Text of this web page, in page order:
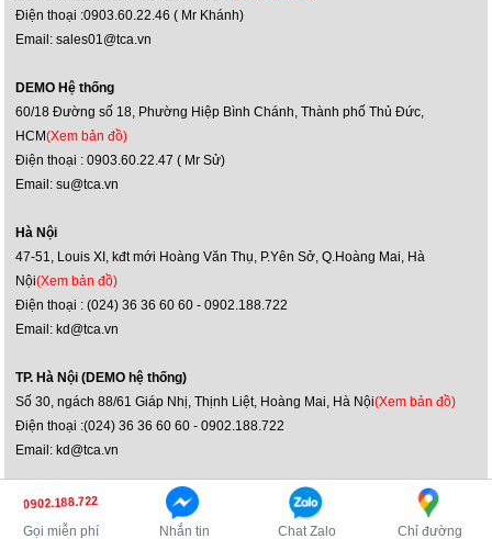
Điện thoại :0903.60.22.46 ( Mr Khánh)
Email: sales01@tca.vn
DEMO Hệ thống
60/18 Đường số 18, Phường Hiệp Bình Chánh, Thành phố Thủ Đức,
HCM(Xem bản đồ)
Điện thoại : 0903.60.22.47 ( Mr Sử)
Email: su@tca.vn
Hà Nội
47-51, Louis XI, kđt mới Hoàng Văn Thụ, P.Yên Sở, Q.Hoàng Mai, Hà
Nội(Xem bản đồ)
Điện thoại : (024) 36 36 60 60 - 0902.188.722
Email: kd@tca.vn
TP. Hà Nội (DEMO hệ thống)
Số 30, ngách 88/61 Giáp Nhị, Thịnh Liệt, Hoàng Mai, Hà Nội(Xem bản đồ)
Điện thoại :(024) 36 36 60 60 - 0902.188.722
Email: kd@tca.vn
Bản quyền ©2014 JBL Việt Nam
Truy cập phiên bản máy tính
0902.188.722
Gọi miễn phí Nhắn tin Chat Zalo Chỉ đường